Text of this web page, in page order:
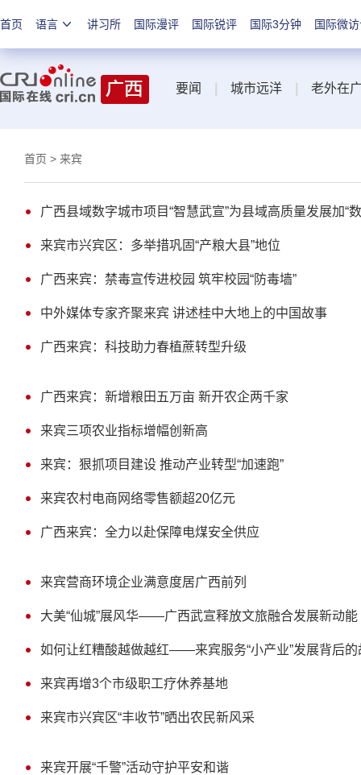
首页 语言 讲习所 国际漫评 国际锐评 国际3分钟 国际微
要闻 城市远洋 老外在
首页 > 来宾
广西县域数字城市项目“智慧武宣”为县域高质量发展加“
来宾市兴宾区：多举措巩固“产粮大县”地位
广西来宾：禁毒宣传进校园 筑牢校园“防毒墙”
中外媒体专家齐聚来宾 讲述桂中大地上的中国故事
广西来宾：科技助力春植蔗转型升级
广西来宾：新增粮田五万亩 新开农企两千家
来宾三项农业指标增幅创新高
来宾：狠抓项目建设 推动产业转型“加速跑”
来宾农村电商网络零售额超20亿元
广西来宾：全力以赴保障电煤安全供应
来宾营商环境企业满意度居广西前列
大美“仙城”展风华——广西武宣释放文旅融合发展新动能
如何让红糟酸越做越红——来宾服务“小产业”发展背后的
来宾再增3个市级职工疗休养基地
来宾市兴宾区“丰收节”晒出农民新风采
来宾开展“千警”活动守护平安和谐